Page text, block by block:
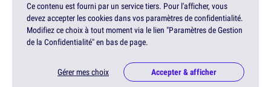
Ce contenu est fourni par un service tiers. Pour l'afficher, vous
devez accepter les cookies dans vos paramètres de confidentialité.
Modifiez ce choix à tout moment via le lien "Paramètres de Gestion
de la Confidentialité" en bas de page.
Gérer mes choix Accepter & afficher